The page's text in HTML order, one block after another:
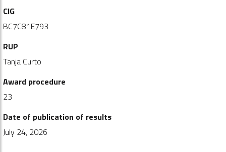
CIG
BC7C81E793
RUP
Tanja Curto
Award procedure
23
Date of publication of results
July 24, 2026